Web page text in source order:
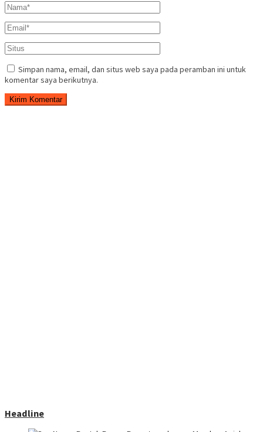
Simpan nama, email, dan situs web saya pada peramban ini untuk
komentar saya berikutnya.
Headline